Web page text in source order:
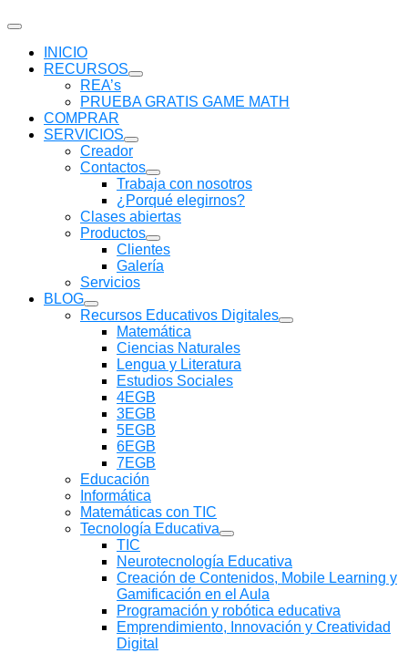
INICIO
RECURSOS
Mostrar
submenú
REA’s
PRUEBA GRATIS GAME MATH
COMPRAR
SERVICIOS
Mostrar
submenú
Creador
Contactos
Mostrar
submenú
Trabaja con nosotros
¿Porqué elegirnos?
Clases abiertas
Productos
Mostrar
submenú
Clientes
Galería
Servicios
BLOG
Mostrar
submenú
Recursos Educativos Digitales
Mostrar
Matemática
Ciencias Naturales
Lengua y Literatura
Estudios Sociales
4EGB
3EGB
5EGB
6EGB
7EGB
Educación
Informática
Matemáticas con TIC
Tecnología Educativa
Mostrar
submenú
TIC
Neurotecnología Educativa
Creación de Contenidos, Mobile Learning y
Gamificación en el Aula
Programación y robótica educativa
Emprendimiento, Innovación y Creatividad
Digital